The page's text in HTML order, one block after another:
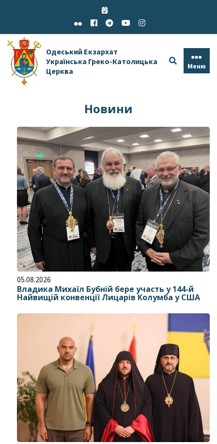
Одеський Екзархат
Українська Греко-Католицька
Церква
Меню
Новини
05.08.2026
Владика Михаїл Бубній бере участь у 144-й
Найвищій конвенції Лицарів Колумба у США